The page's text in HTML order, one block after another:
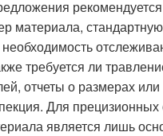
рекомендуется
материала,
требуется ли
отчеты о размерах или
Для прецизионных
является лишь